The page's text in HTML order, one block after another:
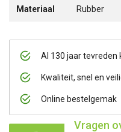
Al 130 jaar tevreden
Kwaliteit, snel en
Online bestelgemak
Vragen
Materiaal Rubber